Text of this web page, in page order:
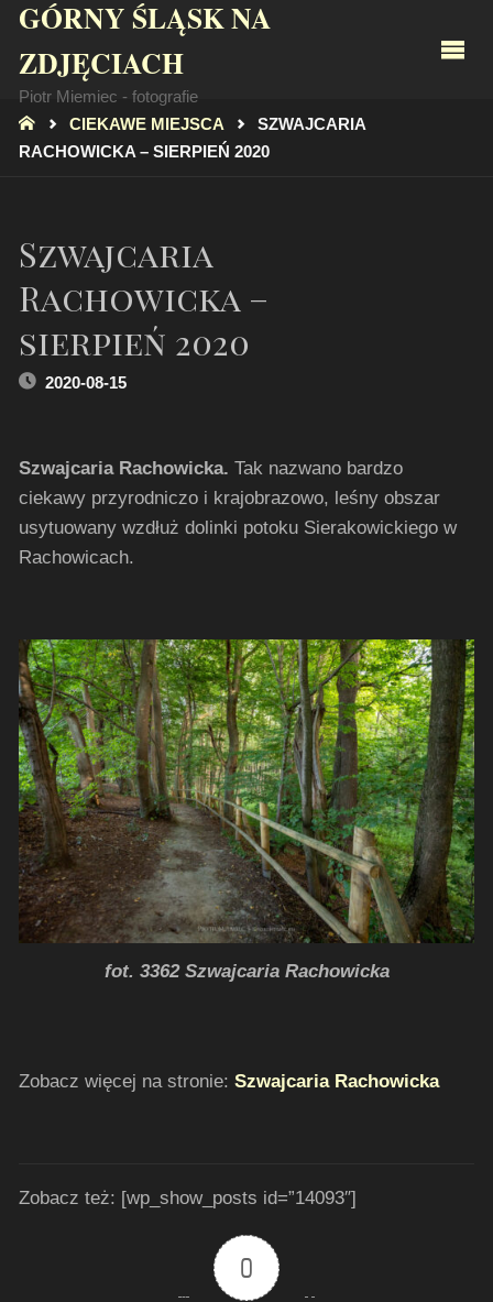
GÓRNY ŚLĄSK NA
ZDJĘCIACH
Piotr Miemiec - fotografie
STRONA
GŁÓWNA
CIEKAWE MIEJSCA
SZWAJCARIA
RACHOWICKA – SIERPIEŃ 2020
Szwajcaria
Rachowicka –
sierpień 2020
2020-08-15
Szwajcaria Rachowicka. Tak nazwano bardzo
ciekawy przyrodniczo i krajobrazowo, leśny obszar
usytuowany wzdłuż dolinki potoku Sierakowickiego w
Rachowicach.
fot. 3362 Szwajcaria Rachowicka
Zobacz więcej na stronie:Szwajcaria Rachowicka
Zobacz też: [wp_show_posts id=”14093″]
0